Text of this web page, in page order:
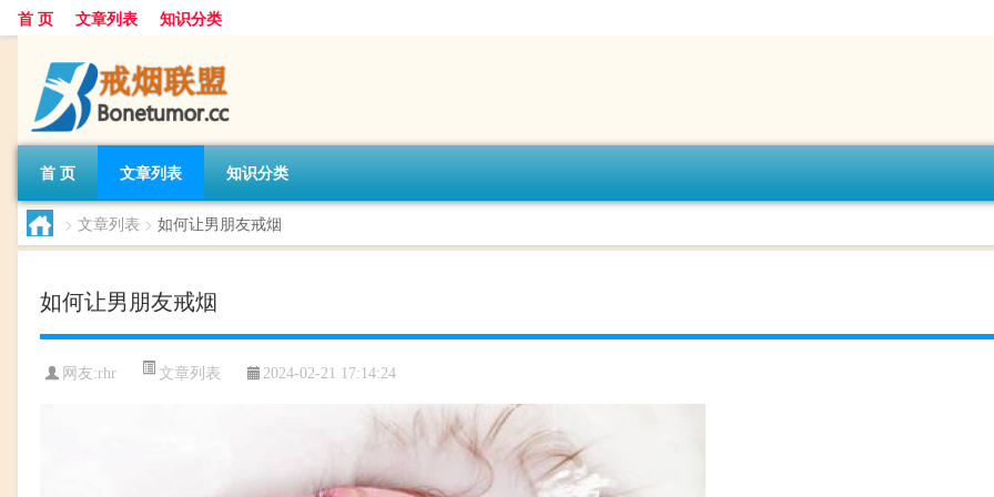
首 页 文章列表 知识分类
首 页 文章列表 知识分类
> 文章列表 > 如何让男朋友戒烟
如何让男朋友戒烟
网友:rhr 文章列表 2024-02-21 17:14:24